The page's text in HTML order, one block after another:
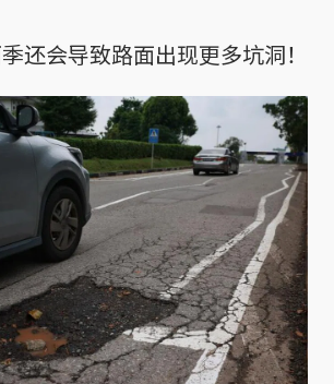
还会导致路面出现更多坑洞！